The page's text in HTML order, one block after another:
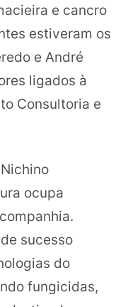
e cancro
estiveram os
e André
ligados à
Consultoria e
ocupa
sucesso
do
fungicidas,